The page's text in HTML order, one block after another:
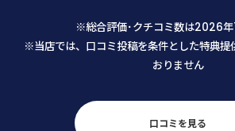
い内容にもかかわらず代表の馬場さ
んから迅速かつ丁寧な返信を頂戴
し、まずそこで安心致しました。 予
気にし、何にこだわっているのか」
を正確に把握するために、本当に誠
の乗
※総合評価･クチコミ数は2026年
※当店では、口コミ投稿を条件とした特典提
おりません
口コミを見る